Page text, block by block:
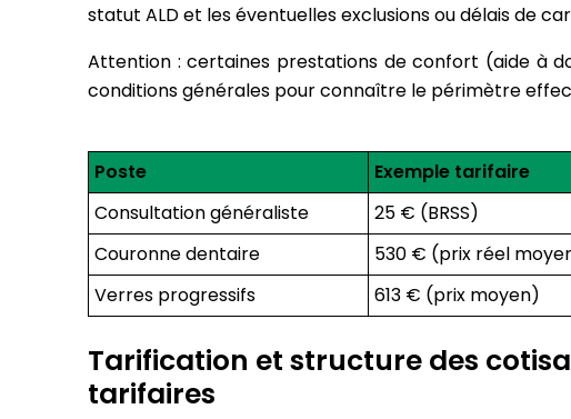
statut ALD et les éventuelles exclusions ou délais de
Attention : certaines prestations de confort (aide à
conditions générales pour connaître le périmètre
Poste Exemple tarifaire
Consultation généraliste
25 € (BRSS)
Couronne dentaire
530 € (prix réel
Verres progressifs
613 € (prix moyen)
Tarification et structure des
tarifaires